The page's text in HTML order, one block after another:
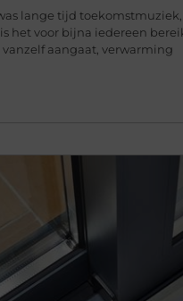
lange tijd
het voor bijna iedereen
aangaat, verwarming